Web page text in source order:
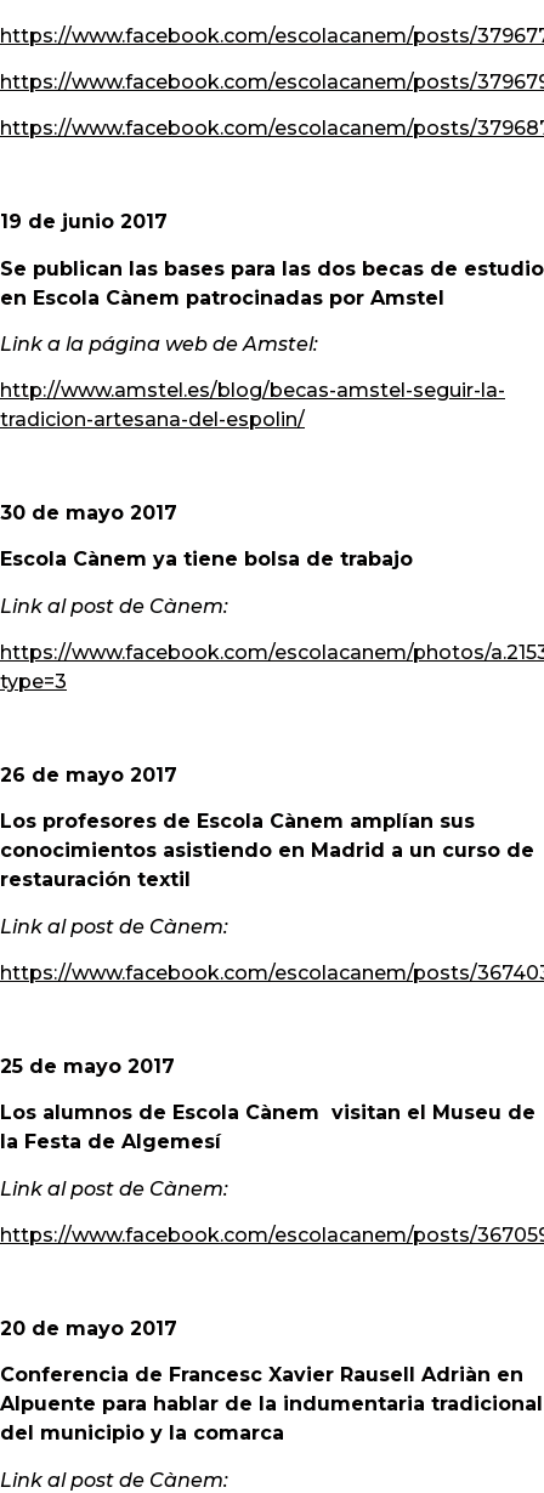
https://www.facebook.com/escolacanem/posts/
https://www.facebook.com/escolacanem/posts/
https://www.facebook.com/escolacanem/posts/
19 de junio 2017
Se publican las bases para las dos becas de estudio
en Escola Cànem patrocinadas por Amstel
Link a la página web de Amstel:
http://www.amstel.es/blog/becas-amstel-seguir-la-
tradicion-artesana-del-espolin/
30 de mayo 2017
Escola Cànem ya tiene bolsa de trabajo
Link al post de Cànem:
https://www.facebook.com/escolacanem/photos/
type=3
26 de mayo 2017
Los profesores de Escola Cànem amplían sus
conocimientos asistiendo en Madrid a un curso de
restauración textil
Link al post de Cànem:
https://www.facebook.com/escolacanem/posts/
25 de mayo 2017
Los alumnos de Escola Cànem visitan el Museu de
la Festa de Algemesí
Link al post de Cànem:
https://www.facebook.com/escolacanem/posts/
20 de mayo 2017
Conferencia de Francesc Xavier Rausell Adriàn en
Alpuente para hablar de la indumentaria tradicional
del municipio y la comarca
Link al post de Cànem: